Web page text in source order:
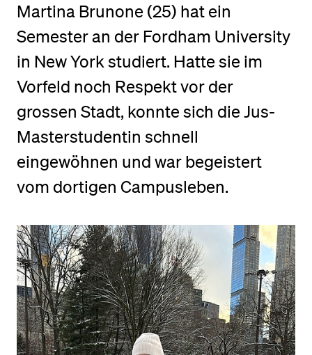
Martina Brunone (25) hat ein
Semester an der Fordham University
in New York studiert. Hatte sie im
Vorfeld noch Respekt vor der
grossen Stadt, konnte sich die Jus-
Masterstudentin schnell
eingewöhnen und war begeistert
vom dortigen Campusleben.
Medien
Vorlesungsverzeichnis
Anmeldung und Zulassung